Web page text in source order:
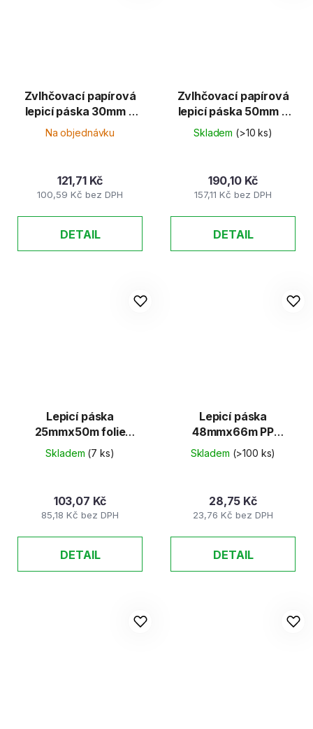
Zvlhčovací papírová
lepicí páska 30mm x
200m
Na objednávku
100,59 Kč bez DPH
121,71 Kč
DETAIL
Zvlhčovací papírová
lepicí páska 50mm x
200m
Skladem (>10 ks)
157,11 Kč bez DPH
190,10 Kč
DETAIL
Lepicí páska
25mmx50m folie
oboustranná
kobercová
Skladem (7 ks)
85,18 Kč bez DPH
103,07 Kč
DETAIL
Lepicí páska
48mmx66m PP
Transparent
SOLVENT
Skladem (>100 ks)
23,76 Kč bez DPH
28,75 Kč
DETAIL